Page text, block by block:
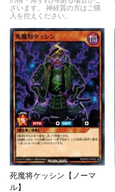
ざいます。 神経質の方はご購
入を控えください。
死魔将ケッシン【ノーマ
ル】